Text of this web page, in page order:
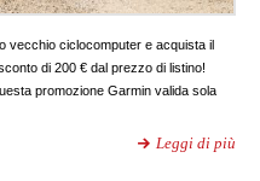
vecchio ciclocomputer e acquista il
di 200 € dal prezzo di listino!
promozione Garmin valida sola
Leggi di più